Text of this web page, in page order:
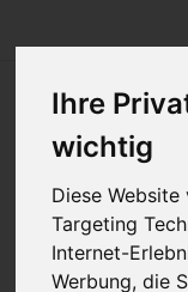
Ihre
wichtig
Diese
Targeting
Internet-
Werbung, die
26.01.2026
08:00 - 16:00